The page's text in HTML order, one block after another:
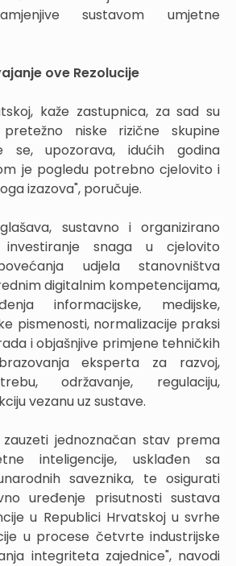
sustavom umjetne
ove Rezolucije
kaže zastupnica, za sad su
niske rizične skupine
upozorava, idućih godina
je pogledu potrebno cjelovito i
izazova", poručuje.
sustavno i organizirano
investiranje snaga u cjelovito
udjela stanovništva
digitalnim kompetencijama,
informacijske, medijske,
pismenosti, normalizacije praksi
i objašnjive primjene tehničkih
eksperta za razvoj,
održavanje, regulaciju,
vezanu uz sustave.
zauzeti jednoznačan stav prema
inteligencije, usklađen sa
saveznika, te osigurati
uređenje prisutnosti sustava
u Republici Hrvatskoj u svrhe
u procese četvrte industrijske
integriteta zajednice", navodi